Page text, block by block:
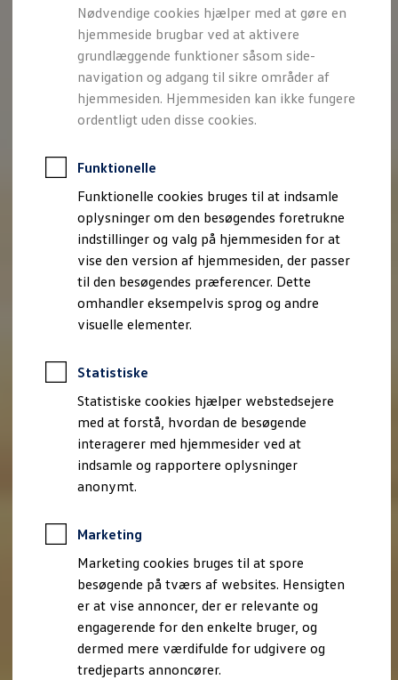
Nødvendige cookies hjælper med at gøre en
hjemmeside brugbar ved at aktivere
grundlæggende funktioner såsom side-
navigation og adgang til sikre områder af
hjemmesiden. Hjemmesiden kan ikke fungere
ordentligt uden disse cookies.
Funktionelle
Funktionelle cookies bruges til at indsamle
oplysninger om den besøgendes foretrukne
indstillinger og valg på hjemmesiden for at
vise den version af hjemmesiden, der passer
til den besøgendes præferencer. Dette
omhandler eksempelvis sprog og andre
visuelle elementer.
Statistiske
Statistiske cookies hjælper webstedsejere
med at forstå, hvordan de besøgende
interagerer med hjemmesider ved at
indsamle og rapportere oplysninger
anonymt.
Marketing
Marketing cookies bruges til at spore
besøgende på tværs af websites. Hensigten
er at vise annoncer, der er relevante og
engagerende for den enkelte bruger, og
dermed mere værdifulde for udgivere og
tredjeparts annoncører.
Energieffektivitet
Teaser Battery Regulation
Software og konnektivitet
ID. Software 6.0
ID.- softwareversioner og opdateringer
Grænseflader til din ID.
Køb og leasing
Lagerbiler til hurtig levering
Book en prøvetur
Bestil et tilbud
Brugte biler
Pendlerleasing
Budgetberegner
Firmabil
Vejen til en ny Volkswagen
Online Privatleasing
Finansiering og forsikring
Volkswagen Forsikring
Volkswagen Finansiering
Ejere og services
Book tid på værkstedet
Service
Serviceabonnementer
Service 5+
Service på elbiler
Prismatch
Fordele ved autoriseret værksted
Brugbar information
Servicefordele
Digitale ekstrafunktioner
Se tjenesterne til din model
Volkswagen-apps, login og shop
Forbind mobiltelefonen med bilen
Opdateringer til software, kort og radio
Fleet Interface Data
MinVolkswagen
Digital instruktionsbog
Tilbehør